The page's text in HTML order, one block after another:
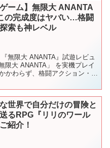
ゲーム】無限大 ANANTA
の完成度はヤバい…格闘
索も神レベル
無限大 ANANTA』試遊レビュ
限大 ANANTA」 を実機プレイ
かわらず、格闘アクション・カ
世界で自分だけの冒険と
るRPG『リリのワール
紹介！